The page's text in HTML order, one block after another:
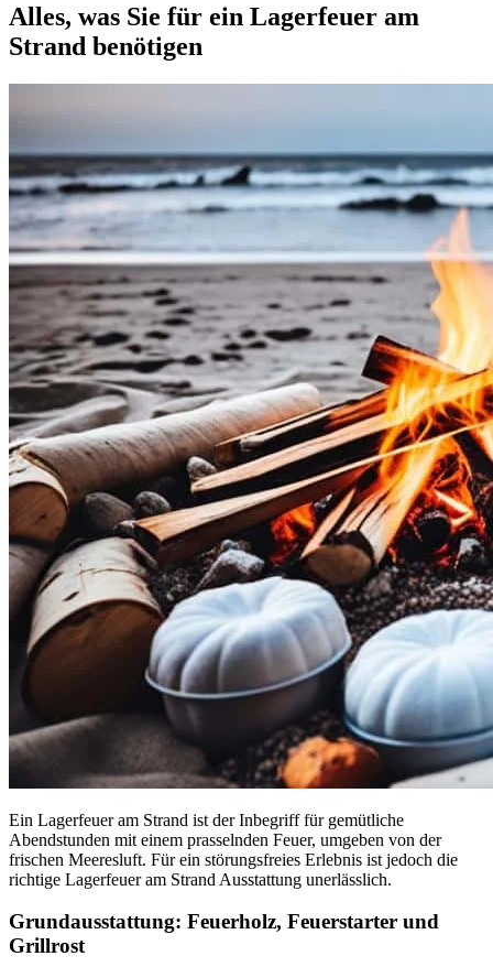
Alles, was Sie für ein Lagerfeuer am
Strand benötigen
Ein Lagerfeuer am Strand ist der Inbegriff für gemütliche
Abendstunden mit einem prasselnden Feuer, umgeben von der
frischen Meeresluft. Für ein störungsfreies Erlebnis ist jedoch die
richtige Lagerfeuer am Strand Ausstattung unerlässlich.
Grundausstattung: Feuerholz, Feuerstarter und
Grillrost